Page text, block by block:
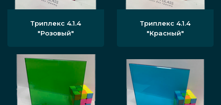
Триплекс 4.1.4
"Розовый"
Триплекс 4.1.4
"Красный"